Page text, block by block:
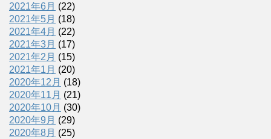
2021年6月 (22)
2021年5月 (18)
2021年4月 (22)
2021年3月 (17)
2021年2月 (15)
2021年1月 (20)
2020年12月 (18)
2020年11月 (21)
2020年10月 (30)
2020年9月 (29)
2020年8月 (25)